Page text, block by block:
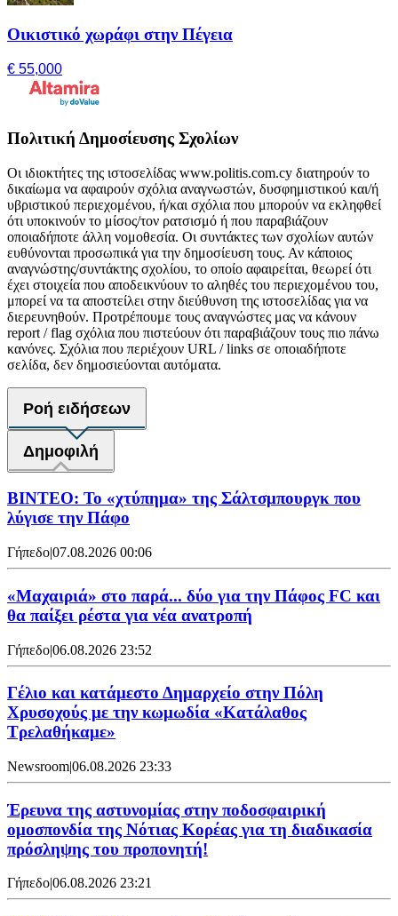
Οικιστικό χωράφι στην Πέγεια
€ 55,000
Πολιτική Δημοσίευσης Σχολίων
Οι ιδιοκτήτες της ιστοσελίδας www.politis.com.cy διατηρούν το
δικαίωμα να αφαιρούν σχόλια αναγνωστών, δυσφημιστικού και/ή
υβριστικού περιεχομένου, ή/και σχόλια που μπορούν να εκληφθεί
ότι υποκινούν το μίσος/τον ρατσισμό ή που παραβιάζουν
οποιαδήποτε άλλη νομοθεσία. Οι συντάκτες των σχολίων αυτών
ευθύνονται προσωπικά για την δημοσίευση τους. Αν κάποιος
αναγνώστης/συντάκτης σχολίου, το οποίο αφαιρείται, θεωρεί ότι
έχει στοιχεία που αποδεικνύουν το αληθές του περιεχομένου του,
μπορεί να τα αποστείλει στην διεύθυνση της ιστοσελίδας για να
διερευνηθούν. Προτρέπουμε τους αναγνώστες μας να κάνουν
report / flag σχόλια που πιστεύουν ότι παραβιάζουν τους πιο πάνω
κανόνες. Σχόλια που περιέχουν URL / links σε οποιαδήποτε
σελίδα, δεν δημοσιεύονται αυτόματα.
Ροή ειδήσεων
Δημοφιλή
ΒΙΝΤΕΟ: Το «χτύπημα» της Σάλτσμπουργκ που
λύγισε την Πάφο
Γήπεδο|07.08.2026 00:06
«Μαχαιριά» στο παρά... δύο για την Πάφος FC και
θα παίξει ρέστα για νέα ανατροπή
Γήπεδο|06.08.2026 23:52
Γέλιο και κατάμεστο Δημαρχείο στην Πόλη
Χρυσοχούς με την κωμωδία «Κατάλαθος
Τρελαθήκαμε»
Newsroom|06.08.2026 23:33
Έρευνα της αστυνομίας στην ποδοσφαιρική
ομοσπονδία της Νότιας Κορέας για τη διαδικασία
πρόσληψης του προπονητή!
Γήπεδο|06.08.2026 23:21